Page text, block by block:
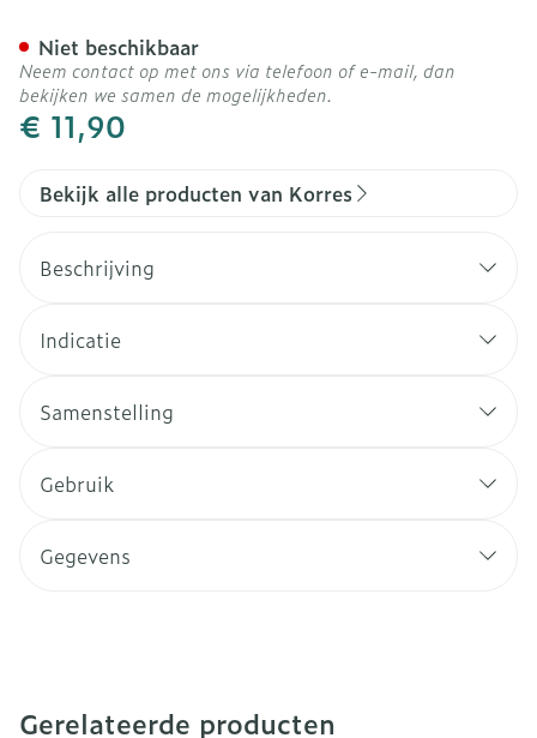
€ 11,90
Niet beschikbaar
Neem contact op met ons via telefoon of e-mail, dan
bekijken we samen de mogelijkheden.
Bekijk alle producten van Korres
Beschrijving
Indicatie
Samenstelling
Gebruik
Gegevens
Gerelateerde producten